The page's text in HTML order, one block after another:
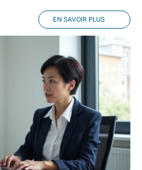
EN SAVOIR PLUS